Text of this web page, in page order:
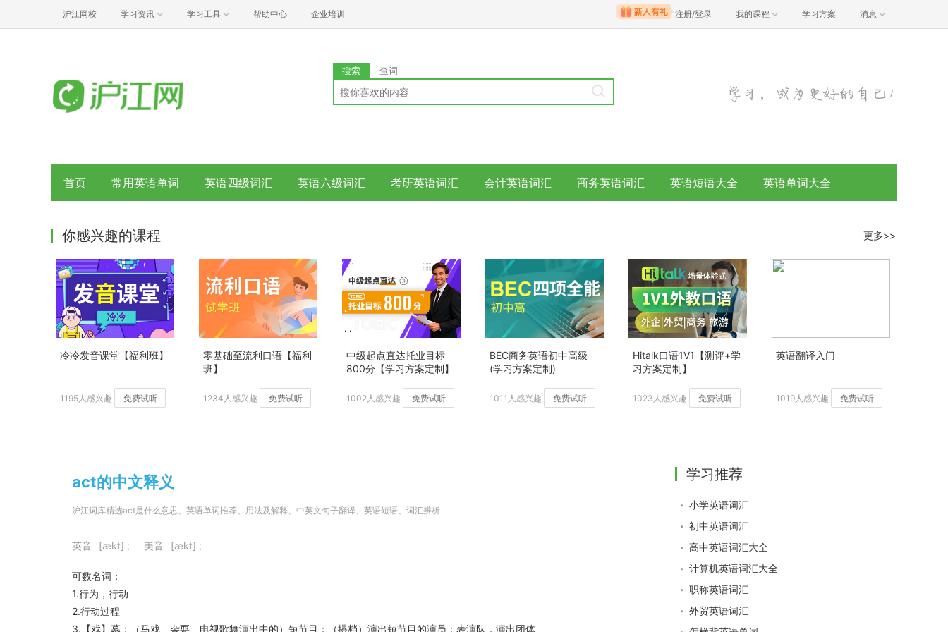
沪江网校 学习资讯 学习工具 帮助中心 企业培训 注册/登录 我的课程 学习方案 消息
搜索 查词
首页 常用英语单词 英语四级词汇 英语六级词汇 考研英语词汇 会计英语词汇 商务英语词汇 英语短语大全 英语单词大全
你感兴趣的课程 更多>>
冷冷发音课堂【福利班】
1195人感兴趣 免费试听
零基础至流利口语【福利
班】
1234人感兴趣 免费试听
中级起点直达托业目标
800分【学习方案定制】
1002人感兴趣 免费试听
BEC商务英语初中高级
(学习方案定制)
1011人感兴趣 免费试听
Hitalk口语1V1【测评+学
习方案定制】
1023人感兴趣 免费试听
英语翻译入门
1019人感兴趣 免费试听
act的中文释义
沪江词库精选act是什么意思、英语单词推荐、用法及解释、中英文句子翻译、英语短语、词汇辨析
英音 [ækt] ; 美音 [ækt] ;
可数名词：
1.行为，行动
2.行动过程
3.【戏】幕；（马戏、杂耍、电视歌舞演出中的）短节目；（搭档）演出短节目的演员；表演队，演出团体
学习推荐
小学英语词汇
初中英语词汇
高中英语词汇大全
计算机英语词汇大全
职称英语词汇
外贸英语词汇